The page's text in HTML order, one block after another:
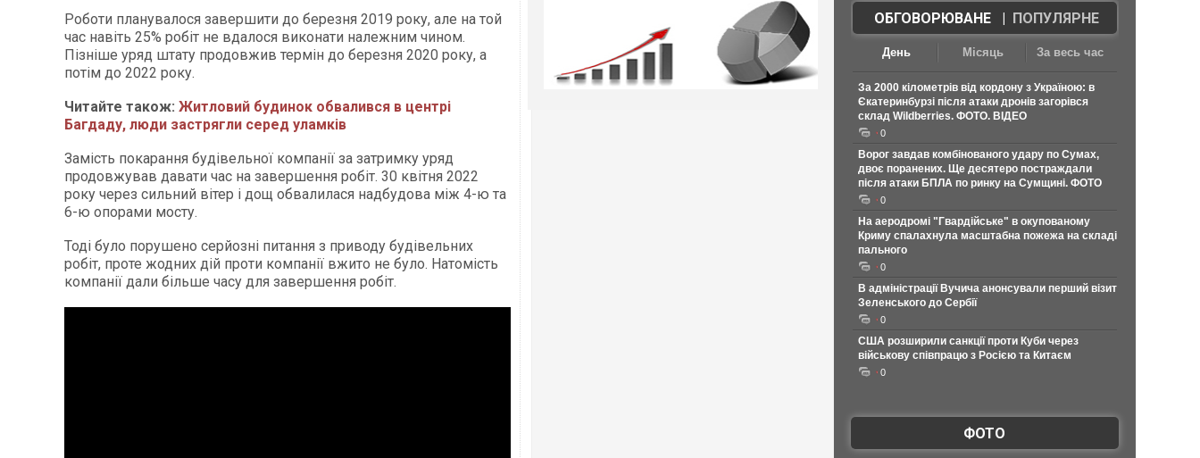
Роботи планувалося завершити до березня 2019 року, але на той
час навіть 25% робіт не вдалося виконати належним чином.
Пізніше уряд штату продовжив термін до березня 2020 року, а
потім до 2022 року.
Читайте також: Житловий будинок обвалився в центрі
Багдаду, люди застрягли серед уламків
Замість покарання будівельної компанії за затримку уряд
продовжував давати час на завершення робіт. 30 квітня 2022
року через сильний вітер і дощ обвалилася надбудова між 4-ю та
6-ю опорами мосту.
Тоді було порушено серйозні питання з приводу будівельних
робіт, проте жодних дій проти компанії вжито не було. Натомість
компанії дали більше часу для завершення робіт.
ОБГОВОРЮВАНЕ| ПОПУЛЯРНЕ
День Місяць За весь час
За 2000 кілометрів від кордону з Україною: в
Єкатеринбурзі після атаки дронів загорівся
склад Wildberries. ФОТО. ВІДЕО
0
Ворог завдав комбінованого удару по Сумах,
двоє поранених. Ще десятеро постраждали
після атаки БПЛА по ринку на Сумщині. ФОТО
0
На аеродромі "Гвардійське" в окупованому
Криму спалахнула масштабна пожежа на складі
пального
0
В адміністрації Вучича анонсували перший візит
Зеленського до Сербії
0
США розширили санкції проти Куби через
військову співпрацю з Росією та Китаєм
0
ФОТО